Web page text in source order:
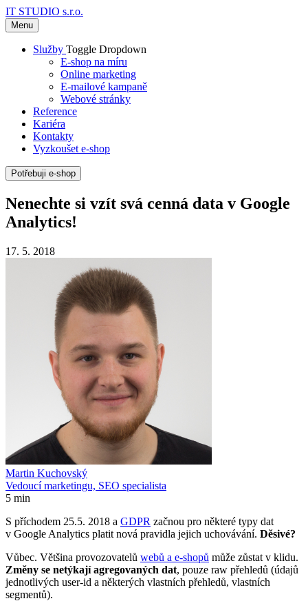
IT STUDIO s.r.o.
Menu
Služby Toggle Dropdown
E-shop na míru
Online marketing
E-mailové kampaně
Webové stránky
Reference
Kariéra
Kontakty
Vyzkoušet e-shop
Potřebuji e-shop
Nenechte si vzít svá cenná data v Google
Analytics!
17. 5. 2018
Martin Kuchovský
Vedoucí marketingu, SEO specialista
5 min
S příchodem 25.5. 2018 a GDPR začnou pro některé typy dat
v Google Analytics platit nová pravidla jejich uchovávání. Děsivé?
Vůbec. Většina provozovatelů webů a e-shopů může zůstat v klidu.
Změny se netýkají agregovaných dat, pouze raw přehledů (údajů
jednotlivých user-id a některých vlastních přehledů, vlastních
segmentů).